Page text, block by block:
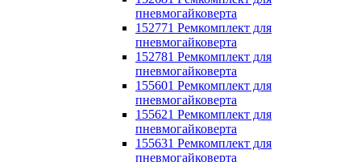
пневмогайковерта
152771 Ремкомплект для
пневмогайковерта
152781 Ремкомплект для
пневмогайковерта
155601 Ремкомплект для
пневмогайковерта
155621 Ремкомплект для
пневмогайковерта
155631 Ремкомплект для
пневмогайковерта